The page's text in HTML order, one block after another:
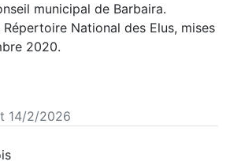
municipal de Barbaira.
Répertoire National des Elus, mises
2020.
14/2/2026